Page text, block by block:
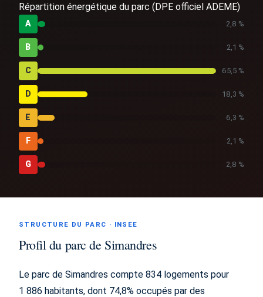
Répartition énergétique du parc (DPE officiel ADEME)
A 2,8 %
B 2,1 %
C 65,5 %
D 18,3 %
E 6,3 %
F 2,1 %
G 2,8 %
STRUCTURE DU PARC · INSEE
Profil du parc de Simandres
Le parc de Simandres compte 834 logements pour
1 886 habitants, dont 74,8% occupés par des